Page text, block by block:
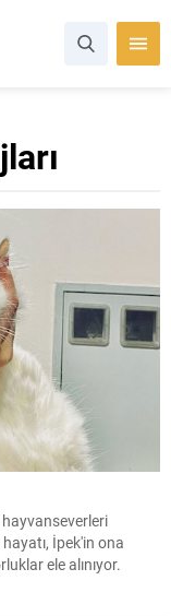
hayvanseverleri
İpek'in ona
ele alınıyor.